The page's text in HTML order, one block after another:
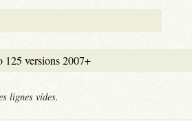
lignes vides.